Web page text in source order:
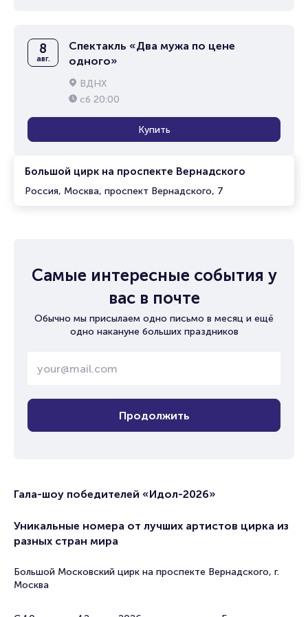
Большой цирк на проспекте Вернадского
Россия, Москва, проспект Вернадского, 7
8
авг.
Спектакль «Два мужа по цене
одного»
ВДНХ
сб 20:00
Купить
Самые интересные события у
вас в почте
Обычно мы присылаем одно письмо в месяц и ещё
одно накануне больших праздников
Продолжить
Гала-шоу победителей «Идол-2026»
Уникальные номера от лучших артистов цирка из
разных стран мира
Большой Московский цирк на проспекте Вернадского, г.
Москва